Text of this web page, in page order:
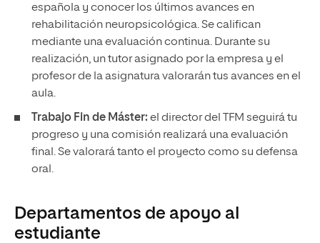
española y conocer los últimos avances en
rehabilitación neuropsicológica. Se califican
mediante una evaluación continua. Durante su
realización, un tutor asignado por la empresa y el
profesor de la asignatura valorarán tus avances en el
aula.
Trabajo Fin de Máster: el director del TFM seguirá tu
progreso y una comisión realizará una evaluación
final. Se valorará tanto el proyecto como su defensa
oral.
Departamentos de apoyo al
estudiante